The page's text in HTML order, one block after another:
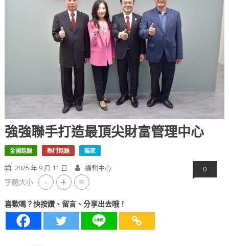
強強聯手打造最頂尖財富管理中心
全國話題 熱門話題 獨家
2025 年 9 月 11 日 編輯中心 0
字體大小 - + =
喜歡嗎？快按讚、留言、分享出去哦！